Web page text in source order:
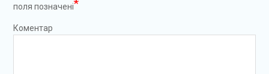
поля позначені*
Коментар